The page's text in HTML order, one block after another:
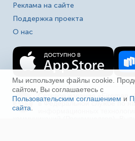
Реклама на сайте
Поддержка проекта
О нас
16+
Сетевое издание
в Федеральной службе по
Мы используем файлы cookie.
сайтом, Вы соглашаетесь с
Пользовательским соглашением и
сайта